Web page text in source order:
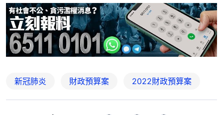
新冠肺炎 財政預算案 2022財政預算案